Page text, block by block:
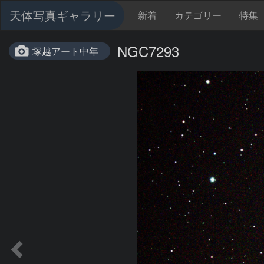
天体写真ギャラリー 新着 カテゴリー 特集
塚越アート中年 NGC7293